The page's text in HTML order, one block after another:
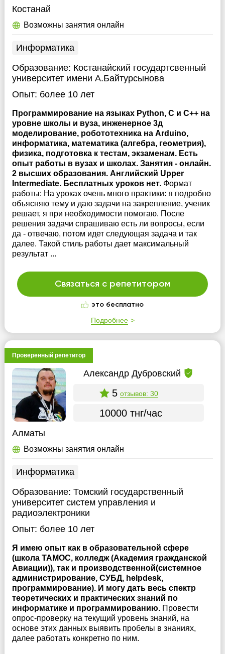
Костанай
Возможны занятия онлайн
Информатика
Образование: Костанайский государтсвенный
университет имени А.Байтурсынова
Опыт: более 10 лет
Программирование на языках Python, С и С++ на
уровне школы и вуза, инженерное 3д
моделирование, робототехника на Arduino,
информатика, математика (алгебра, геометрия),
физика, подготовка к тестам, экзаменам. Есть
опыт работы в вузах и школах. Занятия - онлайн.
2 высших образования. Английский Upper
Intermediate. Бесплатных уроков нет. Формат
работы: На уроках очень много практики: я подробно
объясняю тему и даю задачи на закрепление, ученик
решает, я при необходимости помогаю. После
решения задачи спрашиваю есть ли вопросы, если
да - отвечаю, потом идет следующая задача и так
далее. Такой стиль работы дает максимальный
результат ...
Связаться с репетитором
это бесплатно
Подробнее
Проверенный репетитор
Александр Дубровский
5 отзывов: 30
10000 тнг/час
Алматы
Возможны занятия онлайн
Информатика
Образование: Томский государственный
университет систем управления и
радиоэлектроники
Опыт: более 10 лет
Я имею опыт как в образовательной сфере
(школа ТАМОС, колледж (Академия гражданской
Авиации)), так и производственной(системное
администрирование, СУБД, helpdesk,
программирование). И могу дать весь спектр
теоретических и практических знаний по
информатике и программированию. Провести
опрос-проверку на текущий уровень знаний, на
основе этих данных выявить пробелы в знаниях,
далее работать конкретно по ним.